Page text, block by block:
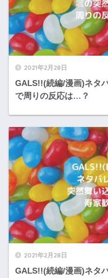
2021年2月28日
GALS!!(続編/漫画)ネタ
で周りの反応は…？
2021年2月28日
GALS!!(続編/漫画)ネタ